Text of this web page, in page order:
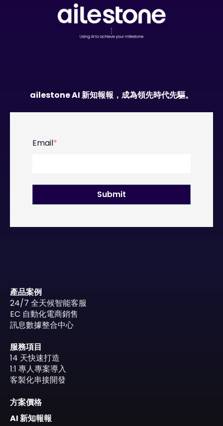
ailestone AI 新知報報，成為領先時代先驅。
Email*
產品案例
24/7 全天候智能客服
EC 自動化電商銷售
訊息數據整合中心
服務項目
14 天快速打造
1:1 專人專案導入
客製化串接開發
方案價格
AI 新知報報